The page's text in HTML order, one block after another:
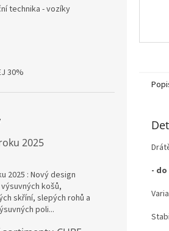
technika - vozíky
30%
2025
2025 : Nový design
košů,
skříní, slepých rohů a
poli...
- do